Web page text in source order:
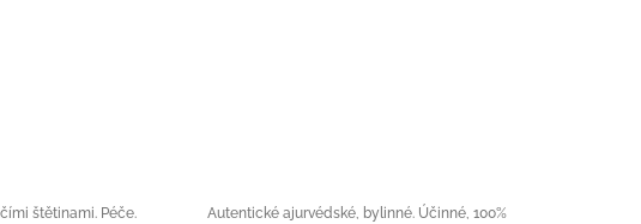
štětinami. Péče.
Autentické ajurvédské, bylinné. Účinné, 100%